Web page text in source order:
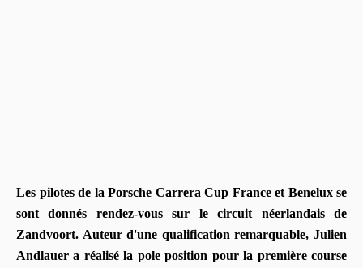
Les pilotes de la Porsche Carrera Cup France et Benelux se
sont donnés rendez-vous sur le circuit néerlandais de
Zandvoort. Auteur d'une qualification remarquable, Julien
Andlauer a réalisé la pole position pour la première course